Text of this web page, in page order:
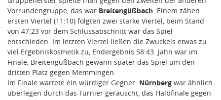
Vorrundengruppe, das war Breitengüßbach . Einem zähen
ersten Viertel (11:10) folgten zwei starke Viertel, beim Stand
von 47:23 vor dem Schlussabschnitt war das Spiel
entschieden. Im letzten Viertel ließen die Zwuckels etwas zu
viel Ergebniskosmetik zu, Endergebnis 58:43. Jahn war im
Finale, Breitengüßbach gewann später das Spiel um den
dritten Platz gegen Memmingen.
Im Finale wartete ein würdiger Gegner: Nürnberg war ähnlich
überlegen durch das Turnier gerauscht, das Halbfinale gegen